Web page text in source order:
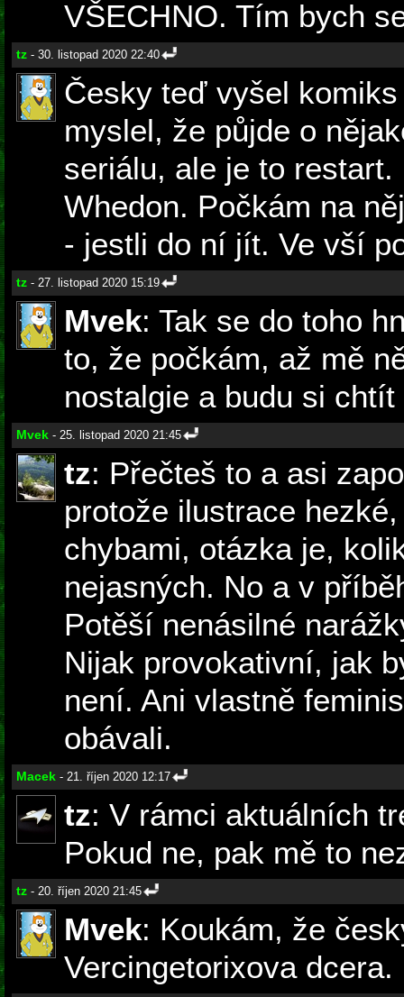
VŠECHNO. Tím bych
tz - 30. listopad 2020 22:40
Česky teď vyšel
myslel, že půjde o
seriálu, ale je to
Whedon. Počkám na
- jestli do ní jít. Ve vší
tz - 27. listopad 2020 15:19
Mvek: Tak se do toho
to, že počkám, až mě
nostalgie a budu si
Mvek - 25. listopad 2020 21:45
tz: Přečteš to a asi
protože ilustrace
chybami, otázka je,
nejasných. No a v
Potěší nenásilné
Nijak provokativní, jak
není. Ani vlastně
obávali.
Macek - 21. říjen 2020 12:17
tz: V rámci aktuálních
Pokud ne, pak mě to
tz - 20. říjen 2020 21:45
Mvek: Koukám, že
Vercingetorixova dcera.